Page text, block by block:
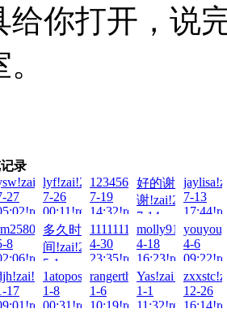
给你打开，说
录
27
lyf!zai!2026-
7-26
00:11!read!
7-19
14:32!read!
好的谢
谢!zai!2026-
7-14
22:02!read!
7-13
8
多久时
间!zai!2026-
5-1
12:35!read!
1111111111!zai!2026-
4-30
23:35!read!
4-18
16:23!read!
4-6
17
1atopos!zai!2026-
1-8
00:31!read!
rangerthelone!zai!2026-
1-6
10:19!read!
Yas!zai!2026-
1-1
11:32!read!
12-26